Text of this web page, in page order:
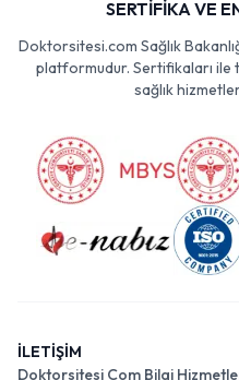
SERTİFİKA VE
Doktorsitesi.com Sağlık
platformudur. Sertifikaları ile
sağlık
İLETİŞİM
Doktorsitesi Com Bilgi